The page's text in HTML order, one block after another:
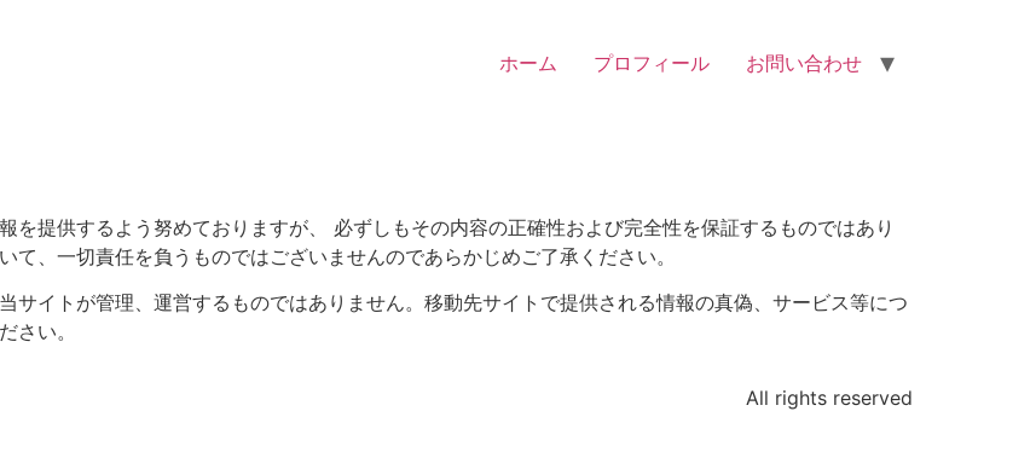
ホーム プロフィール お問い合わせ
を提供するよう努めておりますが、 必ずしもその内容の正確性および完全性を保証するものではあり
、一切責任を負うものではございませんのであらかじめご了承ください。
サイトが管理、運営するものではありません。移動先サイトで提供される情報の真偽、サービス等につ
さい。
All rights reserved